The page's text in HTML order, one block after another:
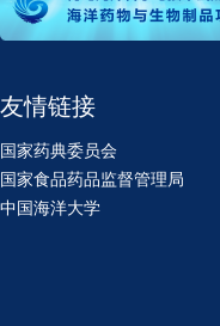
友情链接
国家药典委员会
国家食品药品监督管理局
中国海洋大学